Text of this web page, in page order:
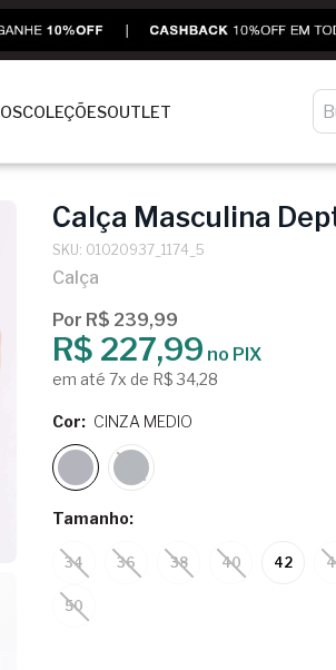
COLEÇÕESOUTLET
Calça Masculina
SKU: 01020937_1174_5
Calça
Por R$ 239,99
R$ 227,99 no PIX
em até 7x de R$ 34,28
Tamanho:
34 36 38 40 42
50
Cor: CINZA MEDIO